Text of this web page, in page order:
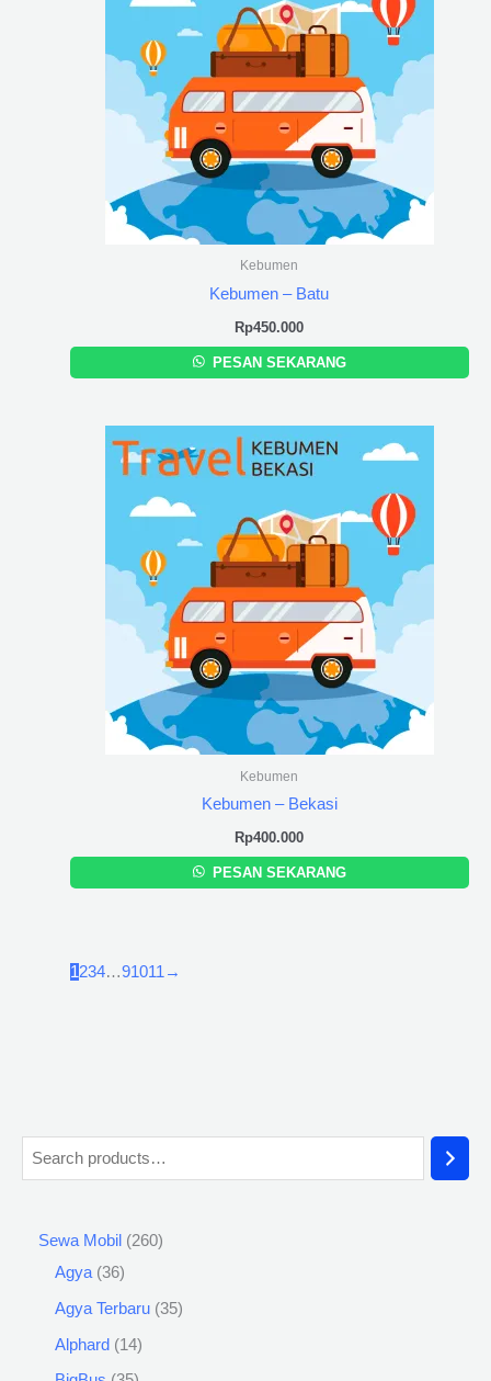
Sewa Mobil
260
Agya 36
Agya Terbaru 35
Alphard 14
Kebumen
Kebumen – Batu
Rp450.000
PESAN SEKARANG
Kebumen
Kebumen – Bekasi
Rp400.000
PESAN SEKARANG
1 234…91011 →